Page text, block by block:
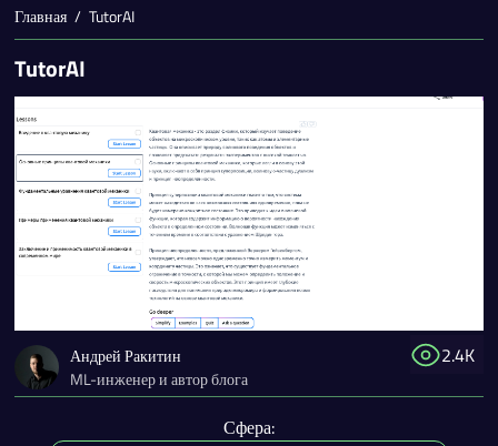
Главная TutorAI
TutorAI
2.4K
Андрей Ракитин
ML-инженер и автор блога
Сфера: